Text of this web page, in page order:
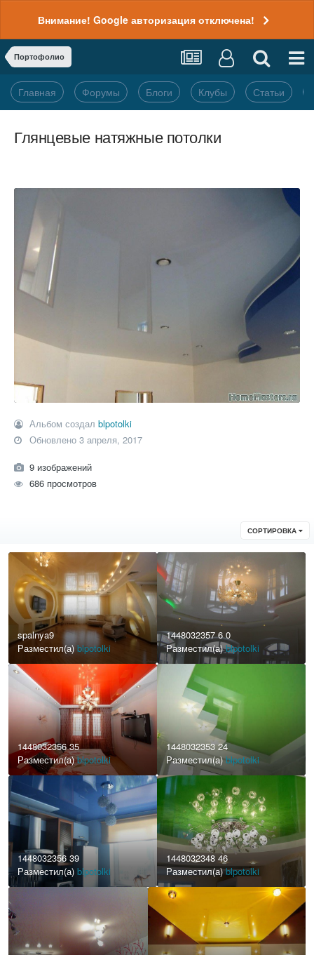
Внимание! Google авторизация отключена!
Портофолио
Главная Форумы Блоги Клубы Статьи
Глянцевые натяжные потолки
Альбом создалblpotolki
Обновлено3 апреля, 2017
9 изображений
686 просмотров
СОРТИРОВКА
spalnya9
Разместил(а)blpotolki
1448032357 6 0
Разместил(а)blpotolki
1448032356 35
Разместил(а)blpotolki
1448032353 24
Разместил(а)blpotolki
1448032356 39
Разместил(а) blpotolki
1448032348 46
Разместил(а)blpotolki